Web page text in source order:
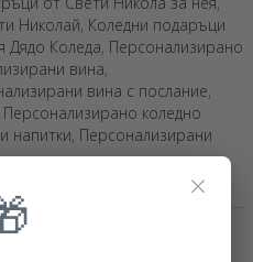
Николай, Коледни подаръци
Дядо Коледа, Персонализирано
вина,
вина с послание,
Персонализирано коледно
напитки, Персонализирани
×